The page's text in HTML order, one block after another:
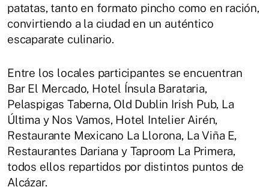
patatas, tanto en formato pincho como en ración,
convirtiendo a la ciudad en un auténtico
escaparate culinario.
Entre los locales participantes se encuentran
Bar El Mercado, Hotel Ínsula Barataria,
Pelaspigas Taberna, Old Dublin Irish Pub, La
Última y Nos Vamos, Hotel Intelier Airén,
Restaurante Mexicano La Llorona, La Viña E,
Restaurantes Dariana y Taproom La Primera,
todos ellos repartidos por distintos puntos de
Alcázar.